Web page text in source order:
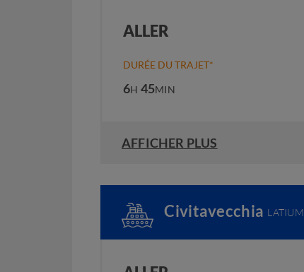
ALLER
DURÉE DU TRAJET*
6H 45MIN
AFFICHER PLUS
Civitavecchia LATIUM